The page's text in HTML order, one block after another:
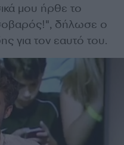
μου ήρθε το
σοβαρός!", δήλωσε ο
για τον εαυτό του.